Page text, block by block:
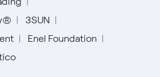
3SUN
Enel Foundation